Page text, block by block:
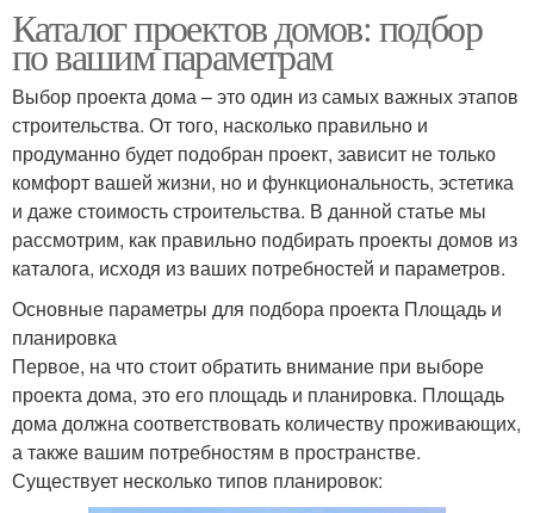
Каталог проектов домов: подбор
по вашим параметрам
Выбор проекта дома – это один из самых важных этапов
строительства. От того, насколько правильно и
продуманно будет подобран проект, зависит не только
комфорт вашей жизни, но и функциональность, эстетика
и даже стоимость строительства. В данной статье мы
рассмотрим, как правильно подбирать проекты домов из
каталога, исходя из ваших потребностей и параметров.
Основные параметры для подбора проекта Площадь и
планировка
Первое, на что стоит обратить внимание при выборе
проекта дома, это его площадь и планировка. Площадь
дома должна соответствовать количеству проживающих,
а также вашим потребностям в пространстве.
Существует несколько типов планировок: